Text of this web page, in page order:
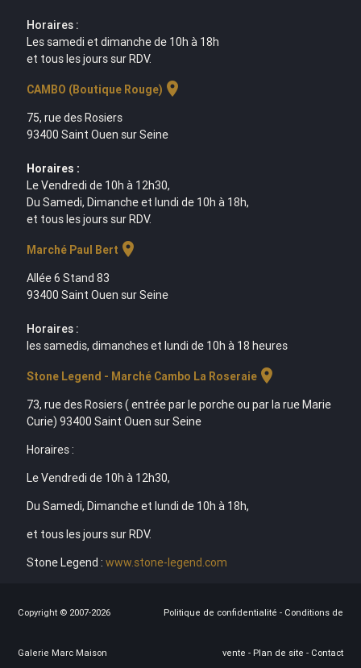
Horaires :
Les samedi et dimanche de 10h à 18h
et tous les jours sur RDV.
CAMBO (Boutique Rouge) location_on
75, rue des Rosiers
93400 Saint Ouen sur Seine
Horaires :
Le Vendredi de 10h à 12h30,
Du Samedi, Dimanche et lundi de 10h à 18h,
et tous les jours sur RDV.
Marché Paul Bert location_on
Allée 6 Stand 83
93400 Saint Ouen sur Seine
Horaires :
les samedis, dimanches et lundi de 10h à 18 heures
Stone Legend - Marché Cambo La Roseraielocation_on
73, rue des Rosiers ( entrée par le porche ou par la rue Marie
Curie) 93400 Saint Ouen sur Seine
Horaires :
Le Vendredi de 10h à 12h30,
Du Samedi, Dimanche et lundi de 10h à 18h,
et tous les jours sur RDV.
Stone Legend : www.stone-legend.com
Copyright © 2007-2026
Galerie Marc Maison
Politique de confidentialité - Conditions de
vente - Plan de site - Contact